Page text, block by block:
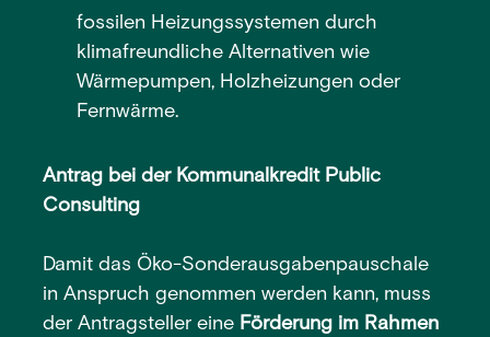
fossilen Heizungssystemen durch
klimafreundliche Alternativen wie
Wärmepumpen, Holzheizungen oder
Fernwärme.
Antrag bei der Kommunalkredit Public
Consulting
Damit das Öko-Sonderausgabenpauschale
in Anspruch genommen werden kann, muss
der Antragsteller eine Förderung im Rahmen